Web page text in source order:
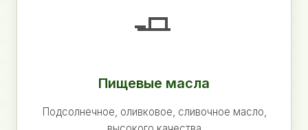
🧈
Пищевые масла
Подсолнечное, оливковое, сливочное масло,